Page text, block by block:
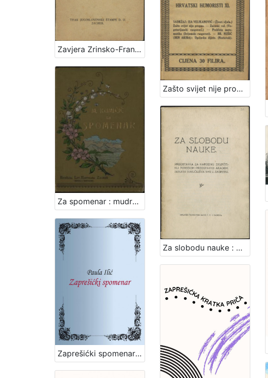
Zavjera Zrinsko-Frankopanska : (1664.-1671.) / Ferdo Šišić
Zašto svijet nije propao i druge šaljive pripovijesti iz Srijema / Isa Velikanović
Za spomenar : mudre izreke iz naše književnosti / pribrala Marija Kumičić. Zagreb, [1896]. [Knjiga]
Za slobodu nauke : predstavka za Narodnu skupštinu povodom predstavke Akadem. senata Sveučilišta SHS u Zagrebu / [Branko Vodnik ... et al.]
Zaprešićki spomenar : biserni kraluši seoske učiteljice / Paula Ilić